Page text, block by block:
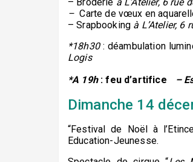
– Carte de vœux en
– Srapbooking à L’Atelier, 6
*18h30: déambulation
Logis
*A 19h: feu d’artifice –
Dimanche 14
“Festival de Noël à
Education-Jeunesse.